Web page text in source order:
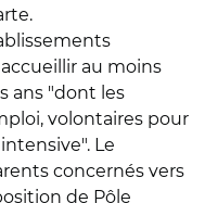
au moins
ans "dont les
volontaires pour
Le
concernés vers
de Pôle